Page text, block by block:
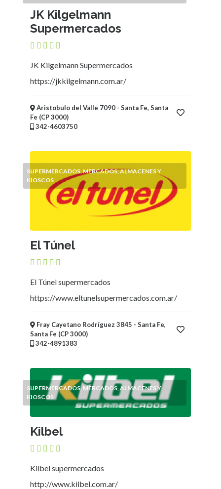
JK Kilgelmann
Supermercados
JK Kilgelmann Supermercados
https://jkkilgelmann.com.ar/
Aristobulo del Valle 7090 - Santa Fe, Santa
Fe (CP 3000)
342-4603750
SUPERMERCADOS, MERCADOS, ALMACENES Y
KIOSCOS
El Túnel
El Túnel supermercados
https://www.eltunelsupermercados.com.ar/
Fray Cayetano Rodríguez 3845 - Santa Fe,
Santa Fe (CP 3000)
342-4891383
SUPERMERCADOS, MERCADOS, ALMACENES Y
KIOSCOS
Kilbel
Kilbel supermercados
http://www.kilbel.com.ar/